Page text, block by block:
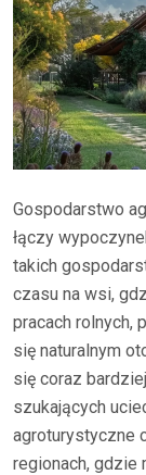
Gospodarstwo
łączy
takich
czasu na wsi,
pracach rolnych,
się naturalnym
się coraz
szukających
agroturystyczne
regionach, gdzie